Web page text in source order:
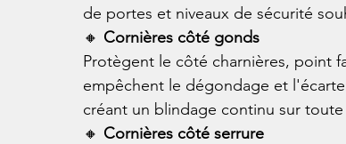
de portes et niveaux de sécurité
🔸 Cornières côté gonds
Protègent le côté charnières, point
empêchent le dégondage et
créant un blindage continu sur toute
🔸 Cornières côté serrure